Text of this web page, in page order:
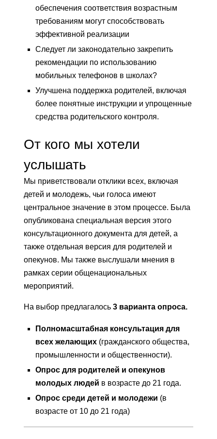
обеспечения соответствия возрастным
требованиям могут способствовать
эффективной реализации
Следует ли законодательно закрепить
рекомендации по использованию
мобильных телефонов в школах?
Улучшена поддержка родителей, включая
более понятные инструкции и упрощенные
средства родительского контроля.
От кого мы хотели
услышать
Мы приветствовали отклики всех, включая
детей и молодежь, чьи голоса имеют
центральное значение в этом процессе. Была
опубликована специальная версия этого
консультационного документа для детей, а
также отдельная версия для родителей и
опекунов. Мы также выслушали мнения в
рамках серии общенациональных
мероприятий.
На выбор предлагалось 3 варианта опроса.
Полномасштабная консультация для
всех желающих (гражданского общества,
промышленности и общественности).
Опрос для родителей и опекунов
молодых людей в возрасте до 21 года.
Опрос среди детей и молодежи (в
возрасте от 10 до 21 года)